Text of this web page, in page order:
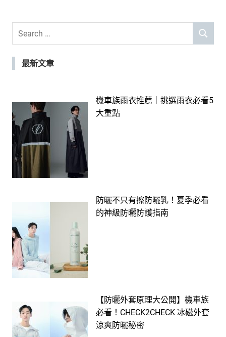
Search
SEARCH
最新文章
機車族雨衣推薦｜挑選雨衣必看5
大重點
防曬不只有擦防曬乳！夏季必看
的神級防曬防護指南
【防曬外套原理大公開】機車族
必看！CHECK2CHECK 冰磁外套
涼爽防曬秘密